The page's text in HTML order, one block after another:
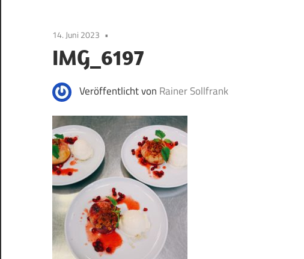
14. Juni 2023
IMG_6197
Veröffentlicht von Rainer Sollfrank